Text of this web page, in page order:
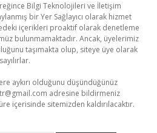
Bilgi Teknolojileri ve İletişim
bir Yer Sağlayıcı olarak hizmet
içerikleri proaktif olarak denetleme
bulunmamaktadır. Ancak, üyelerimiz
taşımakta olup, siteye üye olarak
aykırı olduğunu düşündüğünüz
adresine bildirmeniz
içerisinde sitemizden kaldırılacaktır.